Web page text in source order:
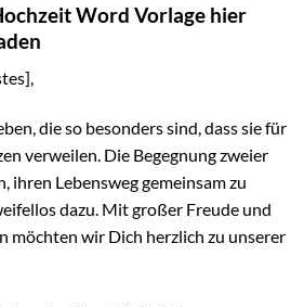
Word Vorlage hier
die so besonders sind, dass sie für
verweilen. Die Begegnung zweier
ihren Lebensweg gemeinsam zu
dazu. Mit großer Freude und
möchten wir Dich herzlich zu unserer